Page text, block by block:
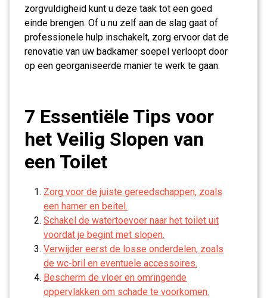
zorgvuldigheid kunt u deze taak tot een goed
einde brengen. Of u nu zelf aan de slag gaat of
professionele hulp inschakelt, zorg ervoor dat de
renovatie van uw badkamer soepel verloopt door
op een georganiseerde manier te werk te gaan.
7 Essentiële Tips voor
het Veilig Slopen van
een Toilet
Zorg voor de juiste gereedschappen, zoals
een hamer en beitel.
Schakel de watertoevoer naar het toilet uit
voordat je begint met slopen.
Verwijder eerst de losse onderdelen, zoals
de wc-bril en eventuele accessoires.
Bescherm de vloer en omringende
oppervlakken om schade te voorkomen.